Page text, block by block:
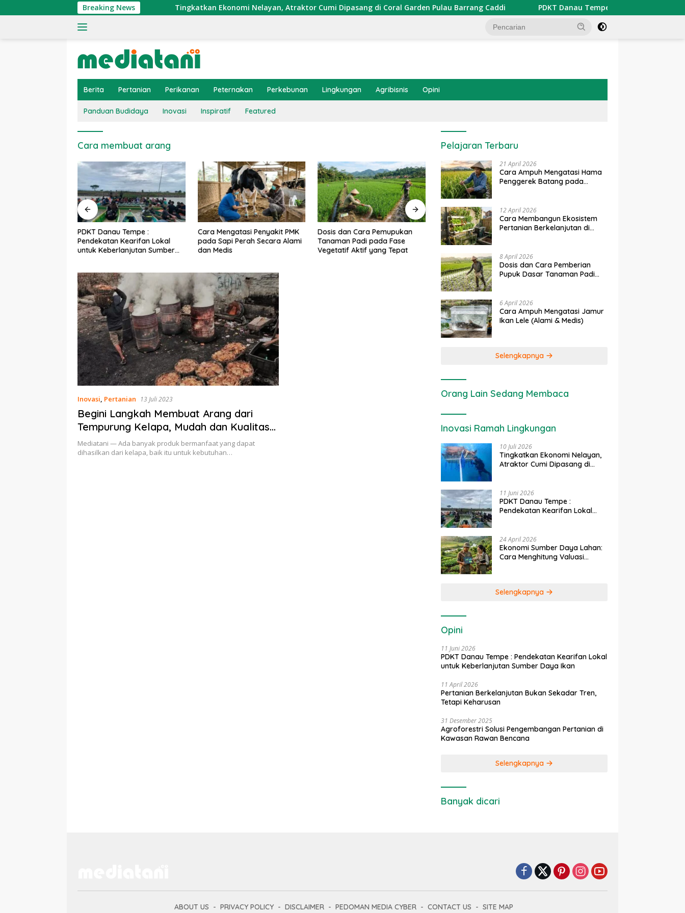
ke
Breaking News Tingkatkan Ekonomi Nelayan, Atraktor Cumi Dipasang di Coral Garden Pulau Barrang Caddi PDKT Danau Tempe : Pendekatan Kearifan
Berita Pertanian Perikanan Peternakan Perkebunan Lingkungan Agribisnis Opini
Panduan Budidaya Inovasi Inspiratif Featured
Cara membuat arang
PDKT Danau Tempe :
Pendekatan Kearifan Lokal
untuk Keberlanjutan Sumber
Cara Mengatasi Penyakit PMK
pada Sapi Perah Secara Alami
dan Medis
Dosis dan Cara Pemupukan
Tanaman Padi pada Fase
Vegetatif Aktif yang Tepat
Penerapan IoT dalam
Pertanian Modern di Indonesia
Ekonomi Sumber Daya Lahan:
Inovasi, Pertanian 13 Juli 2023
Begini Langkah Membuat Arang dari
Tempurung Kelapa, Mudah dan Kualitas
Lebih Baik
Mediatani — Ada banyak produk bermanfaat yang dapat
dihasilkan dari kelapa, baik itu untuk kebutuhan…
Pelajaran Terbaru
21 April 2026
Cara Ampuh Mengatasi Hama
Penggerek Batang pada
12 April 2026
Cara Membangun Ekosistem
Pertanian Berkelanjutan di
8 April 2026
Dosis dan Cara Pemberian
Pupuk Dasar Tanaman Padi
6 April 2026
Cara Ampuh Mengatasi Jamur
Ikan Lele (Alami & Medis)
Selengkapnya
Orang Lain Sedang Membaca
Inovasi Ramah Lingkungan
10 Juli 2026
Tingkatkan Ekonomi Nelayan,
Atraktor Cumi Dipasang di
11 Juni 2026
PDKT Danau Tempe :
Pendekatan Kearifan Lokal
24 April 2026
Ekonomi Sumber Daya Lahan:
Cara Menghitung Valuasi
Selengkapnya
Opini
11 Juni 2026
PDKT Danau Tempe : Pendekatan Kearifan Lokal
untuk Keberlanjutan Sumber Daya Ikan
11 April 2026
Pertanian Berkelanjutan Bukan Sekadar Tren,
Tetapi Keharusan
31 Desember 2025
Agroforestri Solusi Pengembangan Pertanian di
Kawasan Rawan Bencana
Selengkapnya
Banyak dicari
ABOUT US PRIVACY POLICY DISCLAIMER PEDOMAN MEDIA CYBER CONTACT US SITE MAP